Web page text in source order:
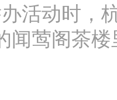
活动时，
闻莺阁茶